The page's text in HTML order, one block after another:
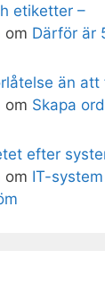
etiketter –
om Därför är
än att
om Skapa
efter
om IT-